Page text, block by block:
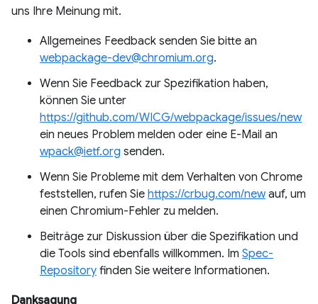
uns Ihre Meinung mit.
Allgemeines Feedback senden Sie bitte an
webpackage-dev@chromium.org.
Wenn Sie Feedback zur Spezifikation haben,
können Sie unter
https://github.com/WICG/webpackage/issues/new
ein neues Problem melden oder eine E-Mail an
wpack@ietf.org senden.
Wenn Sie Probleme mit dem Verhalten von Chrome
feststellen, rufen Sie https://crbug.com/newauf, um
einen Chromium-Fehler zu melden.
Beiträge zur Diskussion über die Spezifikation und
die Tools sind ebenfalls willkommen. Im Spec-
Repository finden Sie weitere Informationen.
Danksagung